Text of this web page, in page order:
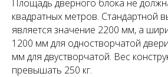
Площадь дверного блока не
квадратных метров. Стандартной
является значение 2200 мм, а
1200 мм для одностворчатой
мм для двустворчатой. Вес
превышать 250 кг.